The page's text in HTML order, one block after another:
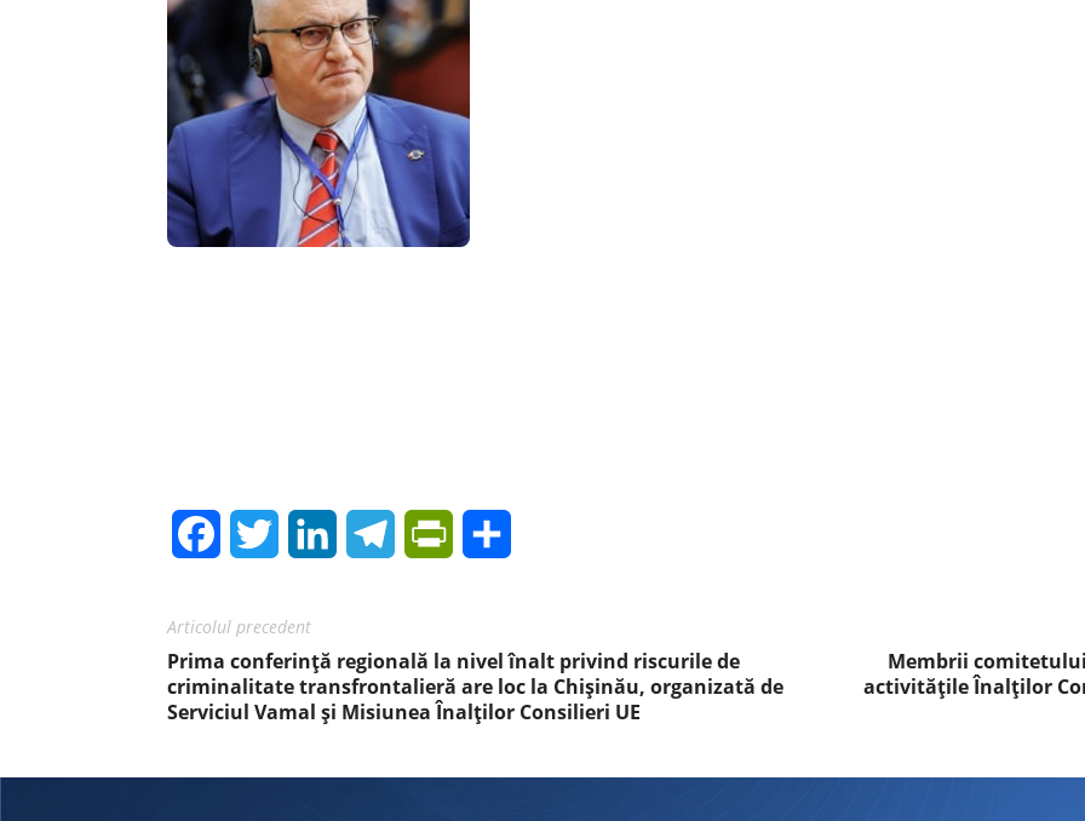
FacebookTwitter LinkedInTelegramPrintFriendly
Articolul precedent
Prima conferință regională la nivel înalt privind riscurile de
criminalitate transfrontalieră are loc la Chișinău, organizată de
Serviciul Vamal și Misiunea Înalților Consilieri UE
Membrii
activitățile Înalților